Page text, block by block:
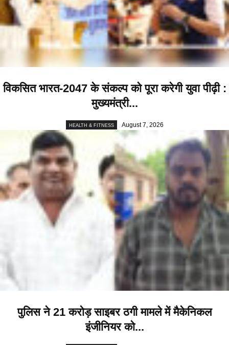
विकसित भारत-2047 के संकल्प को पूरा करेगी युवा पीढ़ी :
मुख्यमंत्री...
HEALTH & FITNESS August 7, 2026
पुलिस ने 21 करोड़ साइबर ठगी मामले में मैकेनिकल
इंजीनियर को...